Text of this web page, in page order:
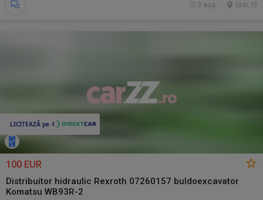
Iasi, IS
3 aug.
100 EUR
Distribuitor hidraulic Rexroth 07260157 buldoexcavator
Komatsu WB93R-2